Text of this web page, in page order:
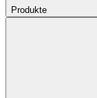
Produkte